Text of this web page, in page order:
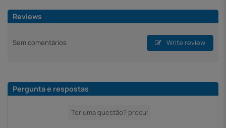
Reviews
Sem comentários Write review
Pergunta e respostas